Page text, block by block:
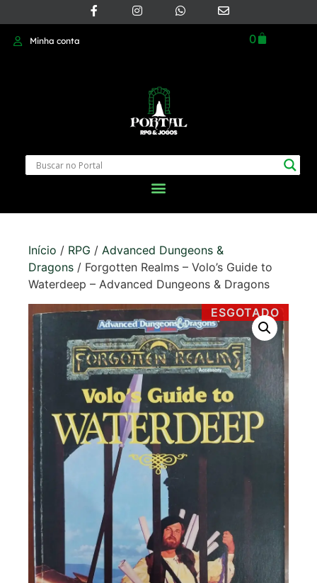
Minha conta 0
Início / RPG / Advanced Dungeons &
Dragons / Forgotten Realms – Volo’s Guide to
Waterdeep – Advanced Dungeons & Dragons
ESGOTADO